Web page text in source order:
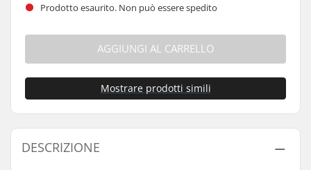
Prodotto esaurito. Non può essere spedito
AGGIUNGI AL CARRELLO
Mostrare prodotti simili
DESCRIZIONE